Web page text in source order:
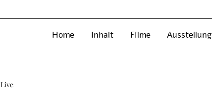
Home Inhalt Filme Ausstellung
Live